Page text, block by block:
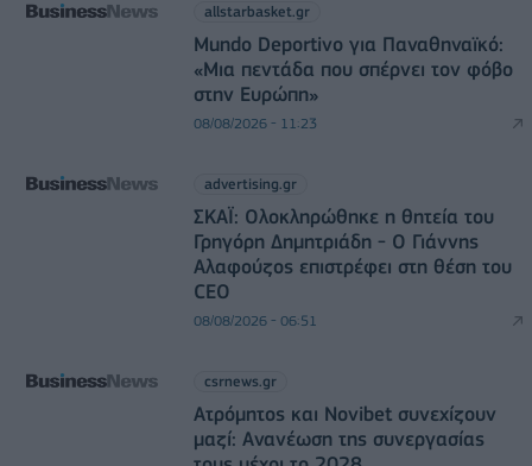
allstarbasket.gr
Mundo Deportivo για Παναθηναϊκό:
«Μια πεντάδα που σπέρνει τον φόβο
στην Ευρώπη»
08/08/2026 - 11:23
advertising.gr
ΣΚΑΪ: Ολοκληρώθηκε η θητεία του
Γρηγόρη Δημητριάδη - Ο Γιάννης
Αλαφούζος επιστρέφει στη θέση του
CEO
08/08/2026 - 06:51
csrnews.gr
Ατρόμητος και Novibet συνεχίζουν
μαζί: Ανανέωση της συνεργασίας